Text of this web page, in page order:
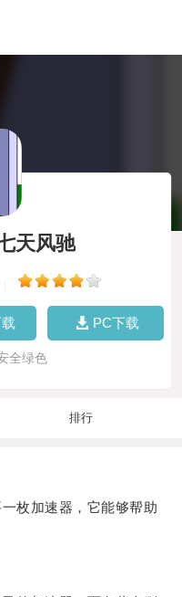
天风驰
PC下载
全绿色
排行
枚加速器，它能够帮助